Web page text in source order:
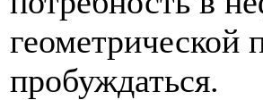
геометрической
пробуждаться.